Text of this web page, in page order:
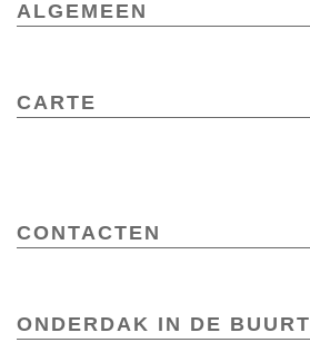
ALGEMEEN
CARTE
CONTACTEN
ONDERDAK IN DE BUURT